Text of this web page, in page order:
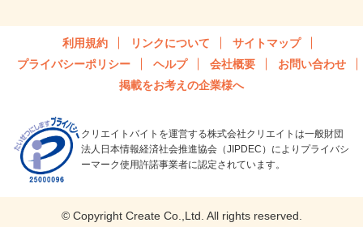
利用規約 リンクについて
サイトマップ
プライバシーポリシー
ヘルプ 会社概要
お問い合わせ
掲載をお考えの企業様へ
クリエイトバイトを運営する株式会社クリエイトは一般財団
法人日本情報経済社会推進協会（JIPDEC）によりプライバシ
ーマーク使用許諾事業者に認定されています。
© Copyright Create Co.,Ltd. All rights reserved.